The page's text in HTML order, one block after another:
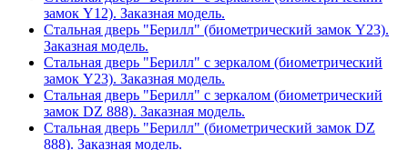
замок Y12). Заказная модель.
Стальная дверь "Берилл" (биометрический замок Y23).
Заказная модель.
Стальная дверь "Берилл" с зеркалом (биометрический
замок Y23). Заказная модель.
Стальная дверь "Берилл" с зеркалом (биометрический
замок DZ 888). Заказная модель.
Стальная дверь "Берилл" (биометрический замок DZ
888). Заказная модель.